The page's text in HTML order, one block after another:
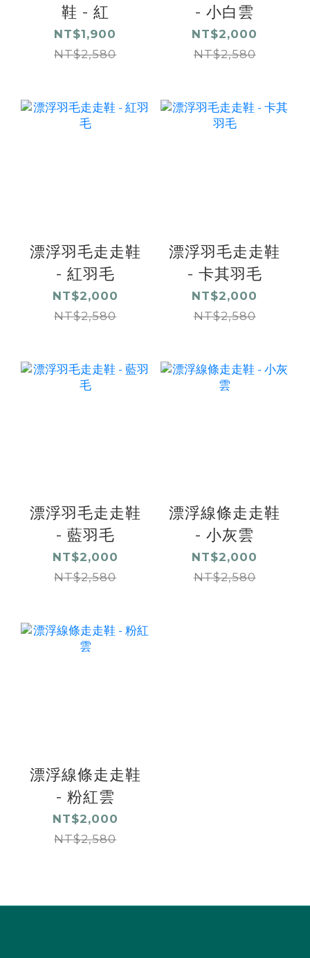
鞋 - 紅
NT$1,900
NT$2,580
- 小白雲
NT$2,000
NT$2,580
漂浮羽毛走走鞋
- 紅羽毛
NT$2,000
NT$2,580
漂浮羽毛走走鞋
- 卡其羽毛
NT$2,000
NT$2,580
漂浮羽毛走走鞋
- 藍羽毛
NT$2,000
NT$2,580
漂浮線條走走鞋
- 小灰雲
NT$2,000
NT$2,580
漂浮線條走走鞋
- 粉紅雲
NT$2,000
NT$2,580